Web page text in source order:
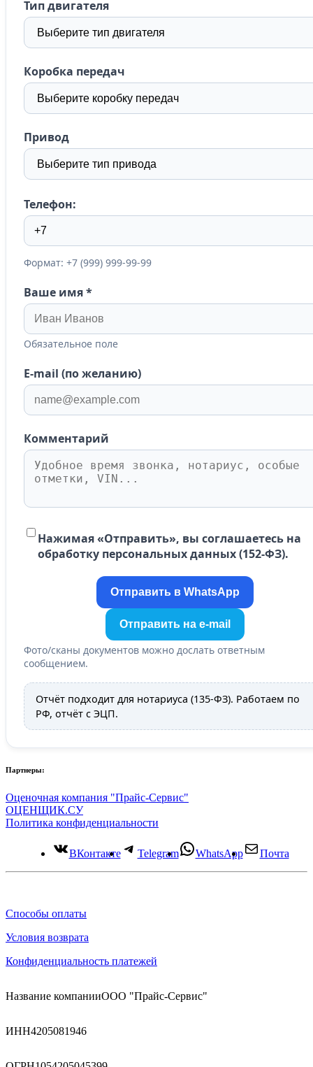
Тип двигателя
Коробка передач
Привод
Телефон:
Формат: +7 (999) 999-99-99
Ваше имя*
Обязательное поле
E-mail (по желанию)
Комментарий
Нажимая «Отправить», вы соглашаетесь на
обработку персональных данных (152-ФЗ).
Отправить в WhatsApp
Отправить на e-mail
Фото/сканы документов можно дослать ответным
сообщением.
Отчёт подходит для нотариуса (135-ФЗ). Работаем по
РФ, отчёт с ЭЦП.
Партнеры:
Оценочная компания "Прайс-Сервис"
ОЦЕНЩИК.СУ
Политика конфиденциальности
ВКонтакте Telegram WhatsApp Почта
Способы оплаты
Условия возврата
Конфиденциальность платежей
Название компанииООО "Прайс-Сервис"
ИНН4205081946